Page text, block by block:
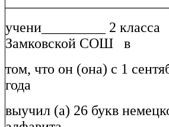
учени_________ 2 класса
Замковской СОШ в
том, что он (она) с 1
года
выучил (а) 26 букв